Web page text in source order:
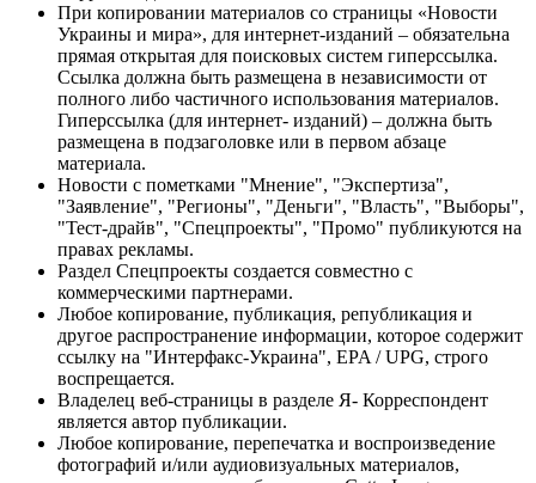
При копировании материалов со страницы «Новости
Украины и мира», для интернет-изданий – обязательна
прямая открытая для поисковых систем гиперссылка.
Ссылка должна быть размещена в независимости от
полного либо частичного использования материалов.
Гиперссылка (для интернет- изданий) – должна быть
размещена в подзаголовке или в первом абзаце
материала.
Новости с пометками "Мнение", "Экспертиза",
"Заявление", "Регионы", "Деньги", "Власть", "Выборы",
"Тест-драйв", "Спецпроекты", "Промо" публикуются на
правах рекламы.
Раздел Спецпроекты создается совместно с
коммерческими партнерами.
Любое копирование, публикация, републикация и
другое распространение информации, которое содержит
ссылку на "Интерфакс-Украина", EPA / UPG, строго
воспрещается.
Владелец веб-страницы в разделе Я- Корреспондент
является автор публикации.
Любое копирование, перепечатка и воспроизведение
фотографий и/или аудиовизуальных материалов,